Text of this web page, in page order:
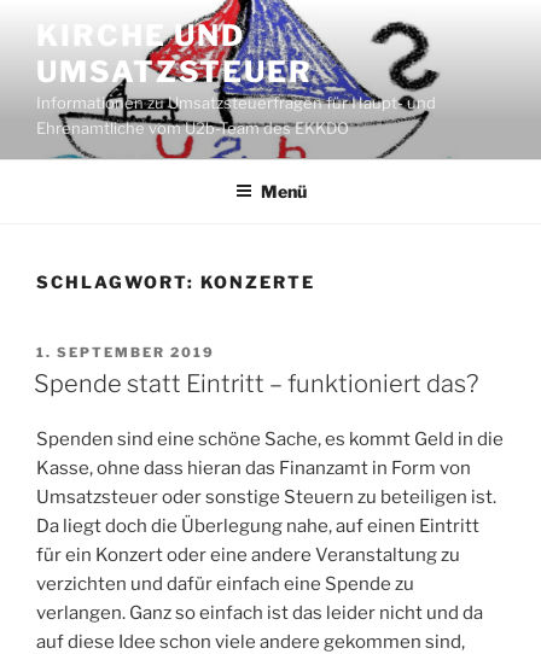
Inhalt
springen
KIRCHE UND
UMSATZSTEUER
Informationen zu Umsatzsteuerfragen für Haupt- und
Ehrenamtliche vom U2b-Team des EKKDO
Menü
SCHLAGWORT: KONZERTE
VERÖFFENTLICHT
AM
1. SEPTEMBER 2019
Spende statt Eintritt – funktioniert das?
Spenden sind eine schöne Sache, es kommt Geld in die
Kasse, ohne dass hieran das Finanzamt in Form von
Umsatzsteuer oder sonstige Steuern zu beteiligen ist.
Da liegt doch die Überlegung nahe, auf einen Eintritt
für ein Konzert oder eine andere Veranstaltung zu
verzichten und dafür einfach eine Spende zu
verlangen. Ganz so einfach ist das leider nicht und da
auf diese Idee schon viele andere gekommen sind,